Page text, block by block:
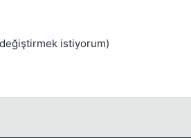
istiyorum)